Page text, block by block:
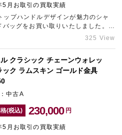
月お取引の買取実績
プハンドルデザインが魅力のシャ
ッグをお買い取りいたしました。シ
しても活躍する人気の高い定番アイ
方には、ご自宅にいながらブラン
LAB大阪のブランド宅配買取サー
325 View
クラシック チェーンウォレッ
ック ラムスキン ゴールド金具
中古A
(税込) 230,000 円
月お取引の買取実績